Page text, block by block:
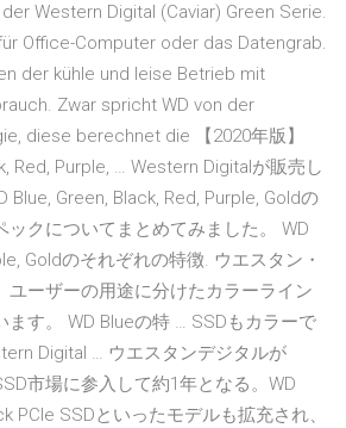
Western Digital (Caviar) Green Serie.
Office-Computer oder das Datengrab.
der kühle und leise Betrieb mit
Zwar spricht WD von der
diese berechnet die 【2020年版】
Red, Purple, … Western Digitalが販売し
Blue, Green, Black, Red, Purple, Goldの
ックについてまとめてみました。 WD
Goldのそれぞれの特徴. ウエスタン・
ユーザーの用途に分けたカラーライン
ます。 WD Blueの特 … SSDもカラーで
Digital … ウエスタンデジタルが
市場に参入して約1年となる。WD
PCIe SSDといったモデルも拡充され、